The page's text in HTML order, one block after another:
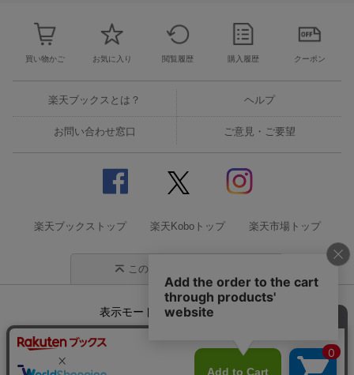
買い物かご お気に入り 閲覧履歴 購入履歴 クーポン
楽天ブックスとは？ ヘルプ
お問い合わせ窓口 ご意見・ご要望
楽天ブックストップ 楽天Koboトップ 楽天市場トップ
このページの先頭に戻る
表示モード モバイル
企業情報 個人情報保護方針